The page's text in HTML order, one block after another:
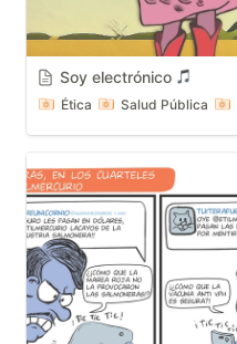
Soy electrónico
Ética Salud Pública